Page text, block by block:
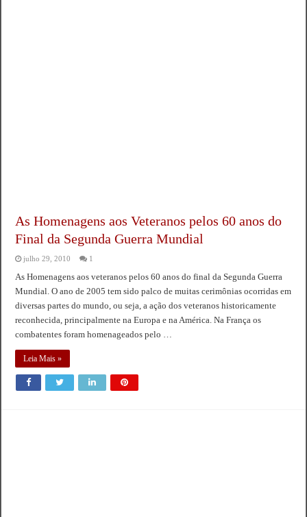
As Homenagens aos Veteranos pelos 60 anos do
Final da Segunda Guerra Mundial
julho 29, 2010 1
As Homenagens aos veteranos pelos 60 anos do final da Segunda Guerra
Mundial. O ano de 2005 tem sido palco de muitas cerimônias ocorridas em
diversas partes do mundo, ou seja, a ação dos veteranos historicamente
reconhecida, principalmente na Europa e na América. Na França os
combatentes foram homenageados pelo …
Leia Mais »